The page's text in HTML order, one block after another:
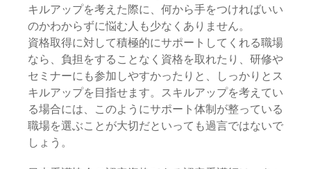
キルアップを考えた際に、何から手をつければいい
のかわからずに悩む人も少なくありません。
資格取得に対して積極的にサポートしてくれる職場
なら、負担をすることなく資格を取れたり、研修や
セミナーにも参加しやすかったりと、しっかりとス
キルアップを目指せます。スキルアップを考えてい
る場合には、このようにサポート体制が整っている
職場を選ぶことが大切だといっても過言ではないで
しょう。